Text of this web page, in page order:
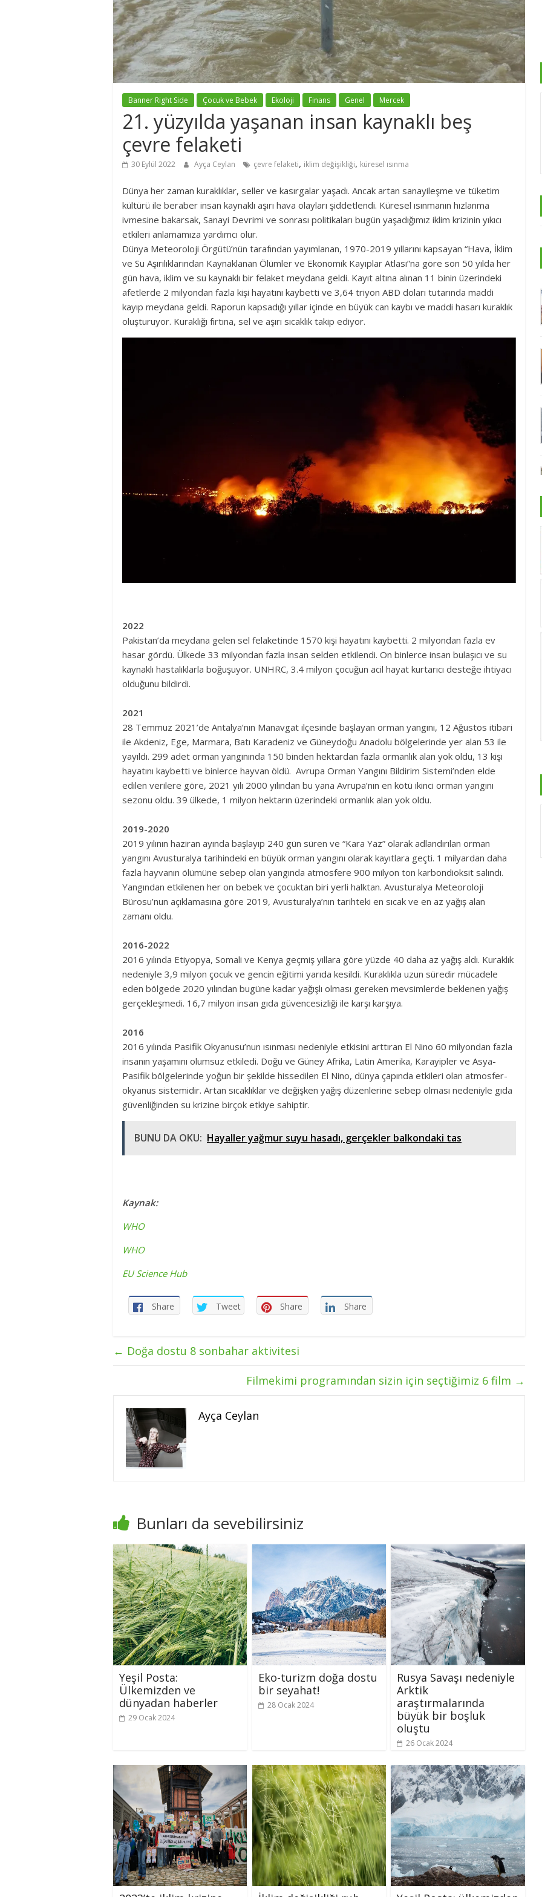
Banner Right Side Çocuk ve Bebek Ekoloji Finans Genel Mercek
21. yüzyılda yaşanan insan kaynaklı beş
çevre felaketi
30 Eylül 2022 Ayça Ceylan çevre felaketi, iklim değişikliği, küresel ısınma
Dünya her zaman kuraklıklar, seller ve kasırgalar yaşadı. Ancak artan sanayileşme ve tüketim
kültürü ile beraber insan kaynaklı aşırı hava olayları şiddetlendi. Küresel ısınmanın hızlanma
ivmesine bakarsak, Sanayi Devrimi ve sonrası politikaları bugün yaşadığımız iklim krizinin yıkıcı
etkileri anlamamıza yardımcı olur.
Dünya Meteoroloji Örgütü’nün tarafından yayımlanan, 1970-2019 yıllarını kapsayan “Hava, İklim
ve Su Aşırılıklarından Kaynaklanan Ölümler ve Ekonomik Kayıplar Atlası”na göre son 50 yılda her
gün hava, iklim ve su kaynaklı bir felaket meydana geldi. Kayıt altına alınan 11 binin üzerindeki
afetlerde 2 milyondan fazla kişi hayatını kaybetti ve 3,64 triyon ABD doları tutarında maddi
kayıp meydana geldi. Raporun kapsadığı yıllar içinde en büyük can kaybı ve maddi hasarı kuraklık
oluşturuyor. Kuraklığı fırtına, sel ve aşırı sıcaklık takip ediyor.
2022
Pakistan’da meydana gelen sel felaketinde 1570 kişi hayatını kaybetti. 2 milyondan fazla ev
hasar gördü. Ülkede 33 milyondan fazla insan selden etkilendi. On binlerce insan bulaşıcı ve su
kaynaklı hastalıklarla boğuşuyor. UNHRC, 3.4 milyon çocuğun acil hayat kurtarıcı desteğe ihtiyacı
olduğunu bildirdi.
2021
28 Temmuz 2021’de Antalya’nın Manavgat ilçesinde başlayan orman yangını, 12 Ağustos itibari
ile Akdeniz, Ege, Marmara, Batı Karadeniz ve Güneydoğu Anadolu bölgelerinde yer alan 53 ile
yayıldı. 299 adet orman yangınında 150 binden hektardan fazla ormanlık alan yok oldu, 13 kişi
hayatını kaybetti ve binlerce hayvan öldü. Avrupa Orman Yangını Bildirim Sistemi’nden elde
edilen verilere göre, 2021 yılı 2000 yılından bu yana Avrupa’nın en kötü ikinci orman yangını
sezonu oldu. 39 ülkede, 1 milyon hektarın üzerindeki ormanlık alan yok oldu.
2019-2020
2019 yılının haziran ayında başlayıp 240 gün süren ve “Kara Yaz” olarak adlandırılan orman
yangını Avusturalya tarihindeki en büyük orman yangını olarak kayıtlara geçti. 1 milyardan daha
fazla hayvanın ölümüne sebep olan yangında atmosfere 900 milyon ton karbondioksit salındı.
Yangından etkilenen her on bebek ve çocuktan biri yerli halktan. Avusturalya Meteoroloji
Bürosu’nun açıklamasına göre 2019, Avusturalya’nın tarihteki en sıcak ve en az yağış alan
zamanı oldu.
2016-2022
2016 yılında Etiyopya, Somali ve Kenya geçmiş yıllara göre yüzde 40 daha az yağış aldı. Kuraklık
nedeniyle 3,9 milyon çocuk ve gencin eğitimi yarıda kesildi. Kuraklıkla uzun süredir mücadele
eden bölgede 2020 yılından bugüne kadar yağışlı olması gereken mevsimlerde beklenen yağış
gerçekleşmedi. 16,7 milyon insan gıda güvencesizliği ile karşı karşıya.
2016
2016 yılında Pasifik Okyanusu’nun ısınması nedeniyle etkisini arttıran El Nino 60 milyondan fazla
insanın yaşamını olumsuz etkiledi. Doğu ve Güney Afrika, Latin Amerika, Karayipler ve Asya-
Pasifik bölgelerinde yoğun bir şekilde hissedilen El Nino, dünya çapında etkileri olan atmosfer-
okyanus sistemidir. Artan sıcaklıklar ve değişken yağış düzenlerine sebep olması nedeniyle gıda
güvenliğinden su krizine birçok etkiye sahiptir.
BUNU DA OKU: Hayaller yağmur suyu hasadı, gerçekler balkondaki tas
Kaynak:
WHO
WHO
EU Science Hub
Share Tweet Share Share
← Doğa dostu 8 sonbahar aktivitesi
Filmekimi programından sizin için seçtiğimiz 6 film →
Ayça Ceylan
Bunları da sevebilirsiniz
Yeşil Posta:
Ülkemizden ve
dünyadan haberler
29 Ocak 2024
Eko-turizm doğa dostu
bir seyahat!
28 Ocak 2024
Rusya Savaşı nedeniyle
Arktik
araştırmalarında
büyük bir boşluk
oluştu
26 Ocak 2024